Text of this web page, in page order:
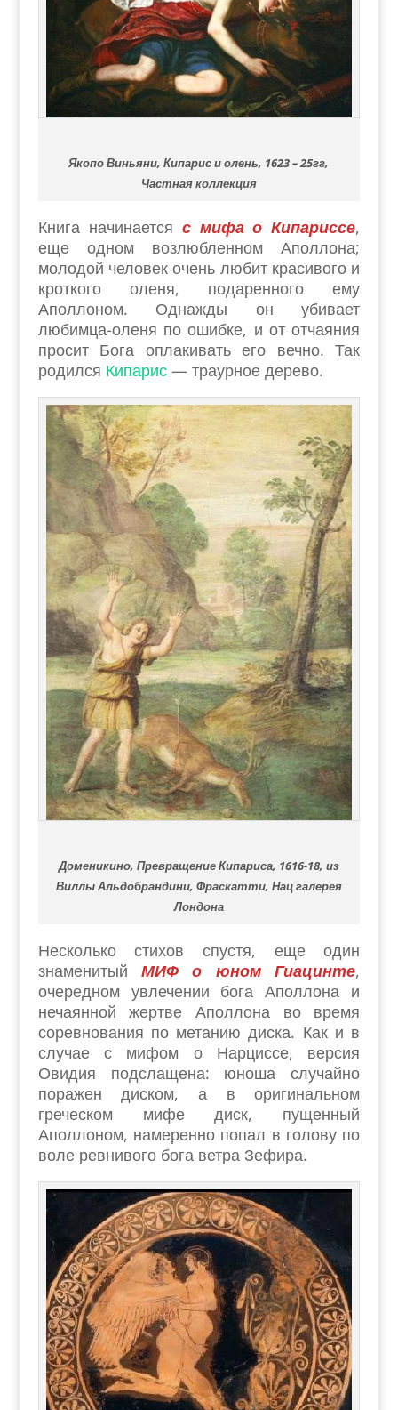
Якопо Виньяни, Кипарис и олень, 1623 – 25гг,
Частная коллекция
Книга начинается с мифа о Кипариссе,
еще одном возлюбленном Аполлона;
молодой человек очень любит красивого и
кроткого оленя, подаренного ему
Аполлоном. Однажды он убивает
любимца-оленя по ошибке, и от отчаяния
просит Бога оплакивать его вечно. Так
родился Кипарис— траурное дерево.
Доменикино, Превращение Кипариса, 1616-18, из
Виллы Альдобрандини, Фраскатти, Нац галерея
Лондона
Несколько стихов спустя, еще один
знаменитыйМИФ о юном Гиацинте,
очередном увлечении бога Аполлона и
нечаянной жертве Аполлона во время
соревнования по метанию диска. Как и в
случае с мифом о Нарциссе, версия
Овидия подслащена: юноша случайно
поражен диском, а в оригинальном
греческом мифе диск, пущенный
Аполлоном, намеренно попал в голову по
воле ревнивого бога ветра Зефира.